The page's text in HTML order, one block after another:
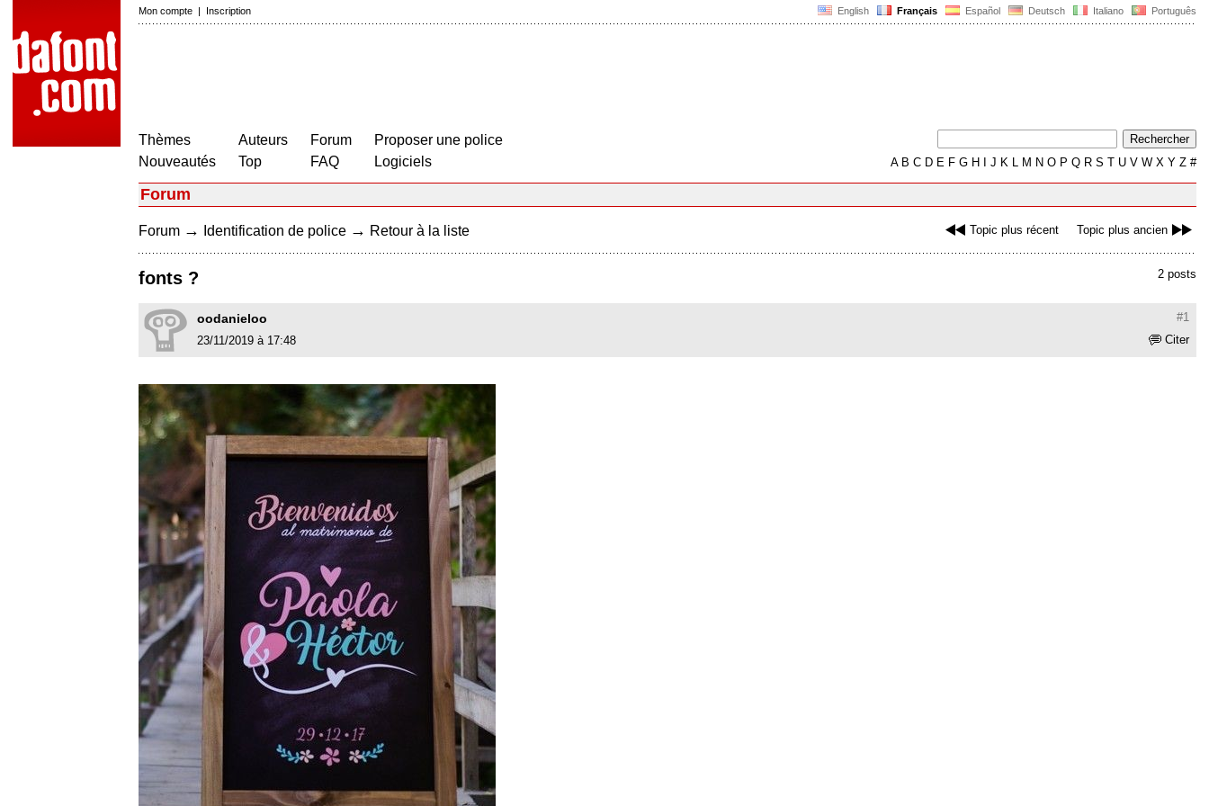
English Français Español Deutsch Italiano Português
Mon compte | Inscription
Thèmes
Nouveautés
Auteurs
Top
Forum
FAQ
Proposer une police
Logiciels
AB C D E F G H J K L M N O P Q R S T U V W X Y Z #
Forum
Topic plus récent Topic plus ancien
Forum → Identification de police → Retour à la liste
2 posts
fonts ?
#1
oodanieloo
Citer
23/11/2019 à 17:48